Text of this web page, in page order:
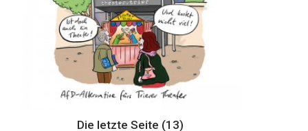
Die letzte Seite (13)